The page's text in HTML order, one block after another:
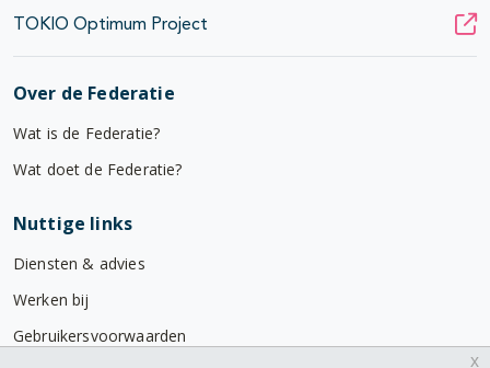
TOKIO Optimum Project
Over de Federatie
Wat is de Federatie?
Wat doet de Federatie?
Nuttige links
Diensten & advies
Werken bij
Gebruikersvoorwaarden
x